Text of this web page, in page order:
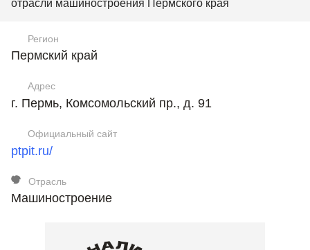
отрасли машиностроения Пермского края
Регион
Пермский край
Адрес
г. Пермь, Комсомольский пр., д. 91
Официальный сайт
ptpit.ru/
Отрасль
Машиностроение